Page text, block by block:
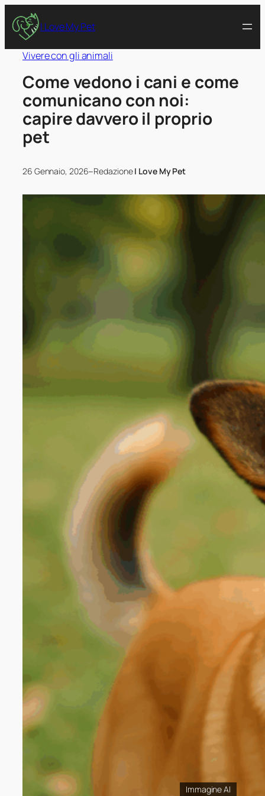
I Love My Pet
Vivere con gli animali
Come vedono i cani e come
comunicano con noi:
capire davvero il proprio
pet
26 Gennaio, 2026–RedazioneI Love My Pet
Immagine AI